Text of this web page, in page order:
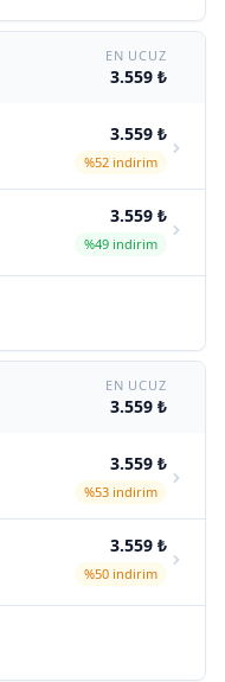
EN UCUZ
3.559 ₺
3.559 ₺
%52 indirim
3.559 ₺
%49 indirim
EN UCUZ
3.559 ₺
3.559 ₺
%53 indirim
3.559 ₺
%50 indirim